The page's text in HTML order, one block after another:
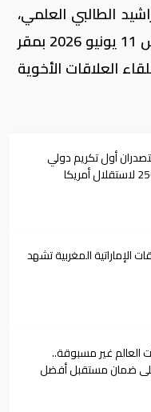
الطالبي العلمي،
رئيس مجلس النواب يوم الخميس 11 يونيو 2026 بمقر
العلاقات الأخوية
أول تكريم دولي
الإماراتية المغربية تشهد
العالم غير مسبوقة..
على ضمان مستقبل أفضل